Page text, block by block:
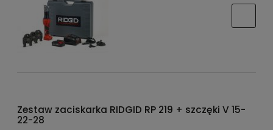
Zestaw zaciskarka RIDGID RP 219 + szczęki V 15-
22-28